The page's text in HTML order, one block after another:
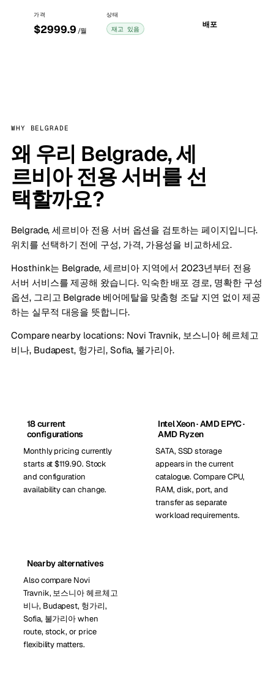
가격
$2999.9 /월
상태
재고 있음 배포
WHY BELGRADE
왜 우리 Belgrade, 세
르비아 전용 서버를 선
택할까요?
Belgrade, 세르비아 전용 서버 옵션을 검토하는 페이지입니다.
위치를 선택하기 전에 구성, 가격, 가용성을 비교하세요.
Hosthink는 Belgrade, 세르비아 지역에서 2023년부터 전용
서버 서비스를 제공해 왔습니다. 익숙한 배포 경로, 명확한 구성
옵션, 그리고 Belgrade 베어메탈을 맞춤형 조달 지연 없이 제공
하는 실무적 대응을 뜻합니다.
Compare nearby locations: Novi Travnik, 보스니아 헤르체고
비나, Budapest, 헝가리, Sofia, 불가리아.
18 current
configurations
Monthly pricing currently
starts at $119.90. Stock
and configuration
availability can change.
Intel Xeon · AMD EPYC ·
AMD Ryzen
SATA, SSD storage
appears in the current
catalogue. Compare CPU,
RAM, disk, port, and
transfer as separate
workload requirements.
Nearby alternatives
Also compare Novi
Travnik, 보스니아 헤르체고
비나, Budapest, 헝가리,
Sofia, 불가리아 when
route, stock, or price
flexibility matters.